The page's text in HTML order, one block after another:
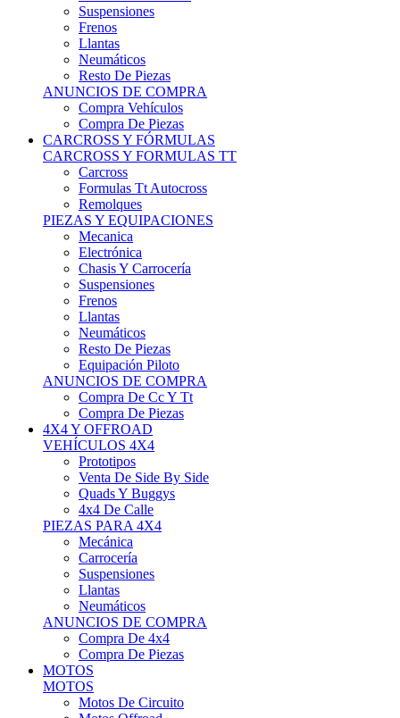
Suspensiones
Frenos
Llantas
Neumáticos
Resto De Piezas
ANUNCIOS DE COMPRA
Compra Vehículos
Compra De Piezas
CARCROSS Y FÓRMULAS
CARCROSS Y FORMULAS TT
Carcross
Formulas Tt Autocross
Remolques
PIEZAS Y EQUIPACIONES
Mecanica
Electrónica
Chasis Y Carrocería
Suspensiones
Frenos
Llantas
Neumáticos
Resto De Piezas
Equipación Piloto
ANUNCIOS DE COMPRA
Compra De Cc Y Tt
Compra De Piezas
4X4 Y OFFROAD
VEHÍCULOS 4X4
Prototipos
Venta De Side By Side
Quads Y Buggys
4x4 De Calle
PIEZAS PARA 4X4
Mecánica
Carrocería
Suspensiones
Llantas
Neumáticos
ANUNCIOS DE COMPRA
Compra De 4x4
Compra De Piezas
MOTOS
MOTOS
Motos De Circuito